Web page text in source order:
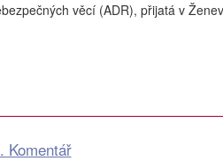
věcí (ADR), přijatá v
Komentář